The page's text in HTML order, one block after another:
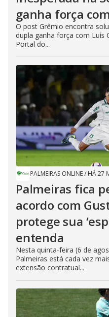
ganha força
O post Grêmio encontra
dupla ganha força com Luís
Portal do...
PALMEIRAS ONLINE/ HÁ 27
Palmeiras fica
acordo com
protege sua
entenda
Nesta quinta-feira (6 de
Palmeiras está cada vez
extensão contratual...